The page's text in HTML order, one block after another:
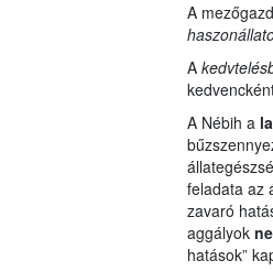
A
A
A Nébih a
feladata az
zavaró
aggályok
hatások”